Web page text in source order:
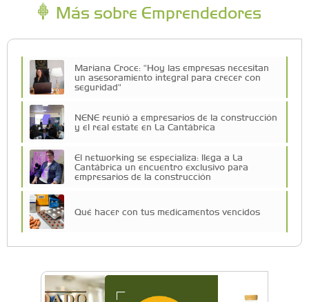
Más sobre Emprendedores
Mariana Croce: "Hoy las empresas necesitan
un asesoramiento integral para crecer con
seguridad"
NENE reunió a empresarios de la construcción
y el real estate en La Cantábrica
El networking se especializa: llega a La
Cantábrica un encuentro exclusivo para
empresarios de la construcción
Qué hacer con tus medicamentos vencidos
Más de 80 emprendedores, K-Pop y canje de
Vuelve la expo Morón Se Muestra: dos días